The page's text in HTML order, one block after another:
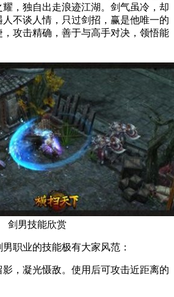
，独自出走浪迹江湖。剑气虽冷，却
不谈人情，只过剑招，赢是他唯一的
攻击精确，善于与高手对决，领悟能
剑男技能欣赏
业的技能极有大家风范：
凝光慑敌。使用后可攻击近距离的